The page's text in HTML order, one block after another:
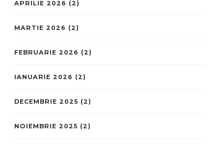
APRILIE 2026 (2)
MARTIE 2026 (2)
FEBRUARIE 2026 (2)
IANUARIE 2026 (2)
DECEMBRIE 2025 (2)
NOIEMBRIE 2025 (2)